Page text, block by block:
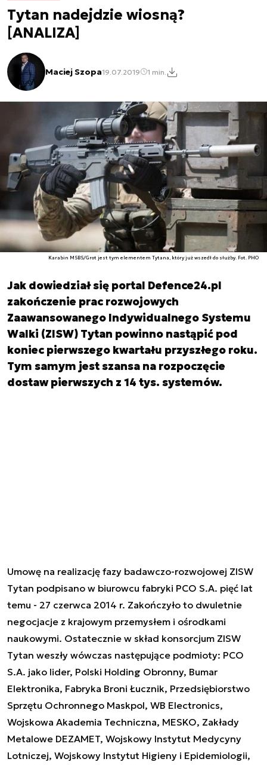
Tytan nadejdzie wiosną?
[ANALIZA]
Maciej Szopa19.07.2019 1 min.
Karabin MSBS/Grot jest tym elementem Tytana, który już wszedł do służby. Fot. PHO
Jak dowiedział się portal Defence24.pl
zakończenie prac rozwojowych
Zaawansowanego Indywidualnego Systemu
Walki (ZISW) Tytan powinno nastąpić pod
koniec pierwszego kwartału przyszłego roku.
Tym samym jest szansa na rozpoczęcie
dostaw pierwszych z 14 tys. systemów.
Umowę na realizację fazy badawczo-rozwojowej ZISW
Tytan podpisano w biurowcu fabryki PCO S.A. pięć lat
temu - 27 czerwca 2014 r. Zakończyło to dwuletnie
negocjacje z krajowym przemysłem i ośrodkami
naukowymi. Ostatecznie w skład konsorcjum ZISW
Tytan weszły wówczas następujące podmioty: PCO
S.A. jako lider, Polski Holding Obronny, Bumar
Elektronika, Fabryka Broni Łucznik, Przedsiębiorstwo
Sprzętu Ochronnego Maskpol, WB Electronics,
Wojskowa Akademia Techniczna, MESKO, Zakłady
Metalowe DEZAMET, Wojskowy Instytut Medycyny
Lotniczej, Wojskowy Instytut Higieny i Epidemiologii,